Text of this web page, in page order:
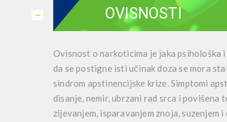
OVISNOSTI
Ovisnost o narkoticima je jaka
da se postigne isti učinak doza se mora
sindrom apstinencijske krize. Simptomi
disanje, nemir, ubrzani rad srca i
zijevanjem, isparavanjem znoja,